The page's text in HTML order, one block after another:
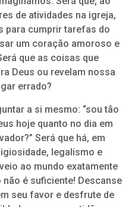
de atividades na igreja,
para cumprir tarefas do
um coração amoroso e
que as coisas que
Deus ou revelam nossa
errado?
a si mesmo: “sou tão
hoje quanto no dia em
Será que há, em
legalismo e
ao mundo exatamente
é suficiente! Descanse
seu favor e desfrute de